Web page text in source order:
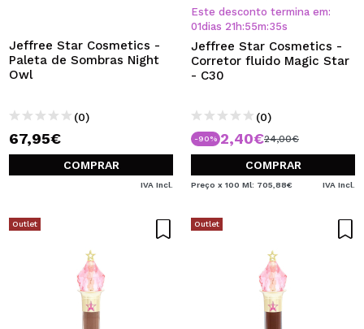
Jeffree Star Cosmetics -
Paleta de Sombras Night
Owl
(0)
67,95€
COMPRAR
IVA Incl.
Este desconto termina em:
01dias 21 h:55m:34s
Jeffree Star Cosmetics -
Corretor fluido Magic Star
- C30
(0)
-90% 2,40€24,00€
COMPRAR
Preço x 100 Ml: 705,88€ IVA Incl.
Outlet Outlet